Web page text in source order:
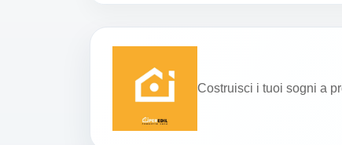
Costruisci i tuoi sogni a